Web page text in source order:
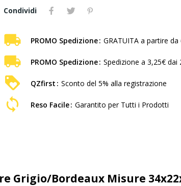
Condividi
PROMO Spedizione GRATUITA a partire da
PROMO Spedizione Spedizione a 3,25€ dai
QZfirst Sconto del 5% alla registrazione
Reso Facile Garantito per Tutti i Prodotti
Grigio/Bordeaux Misure